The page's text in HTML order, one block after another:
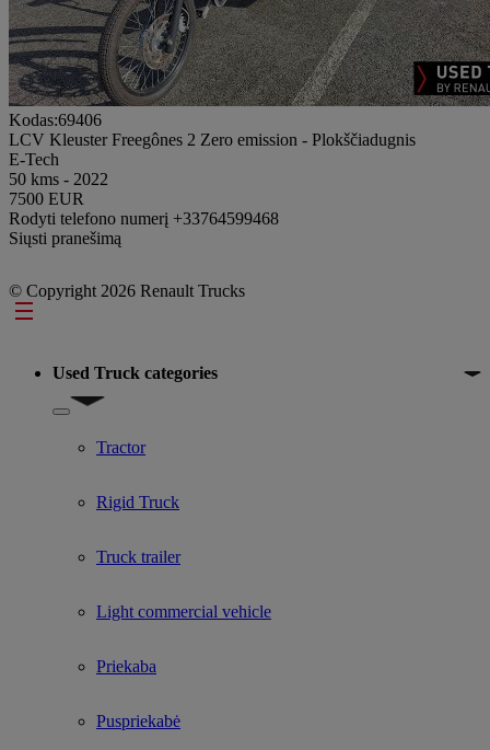
Kodas:69406
LCV Kleuster Freegônes 2 Zero emission - Plokščiadugnis
E-Tech
50 kms - 2022
7500 EUR
Rodyti telefono numerį +33764599468
Siųsti pranešimą
© Copyright 2026 Renault Trucks
Footer
Used Truck categories
Show submenu for Used Truck categories
Tractor
Rigid Truck
Truck trailer
Light commercial vehicle
Priekaba
Puspriekabė